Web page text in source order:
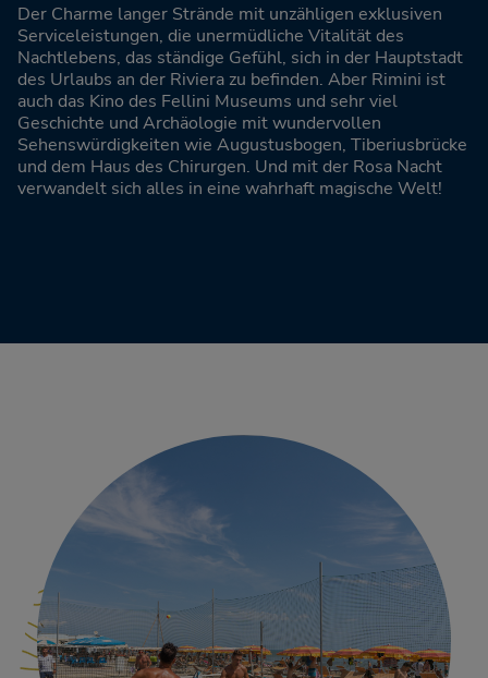
Der Charme langer Strände mit unzähligen exklusiven
Serviceleistungen, die unermüdliche Vitalität des
Nachtlebens, das ständige Gefühl, sich in der Hauptstadt
des Urlaubs an der Riviera zu befinden. Aber Rimini ist
auch das Kino des Fellini Museums und sehr viel
Geschichte und Archäologie mit wundervollen
Sehenswürdigkeiten wie Augustusbogen, Tiberiusbrücke
und dem Haus des Chirurgen. Und mit der Rosa Nacht
verwandelt sich alles in eine wahrhaft magische Welt!